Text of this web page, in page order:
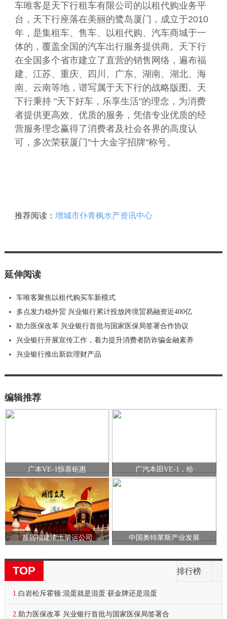
车唯客是天下行租车有限公司的以租代购业务平
台，天下行座落在美丽的鹭岛厦门，成立于2010
年，是集租车、售车、以租代购、汽车商城于一
体的，覆盖全国的汽车出行服务提供商。天下行
在全国多个省市建立了直营的销售网络，遍布福
建、江苏、重庆、四川、广东、湖南、湖北、海
南、云南等地，谱写属于天下行的战略版图。天
下行秉持 "天下好车，乐享生活"的理念，为消费
者提供更高效、优质的服务，凭借专业优质的经
营服务理念赢得了消费者及社会各界的高度认
可，多次荣获厦门"十大金字招牌"称号。
推荐阅读： 增城市仆青枫水产资讯中心
延伸阅读
车唯客聚焦以租代购买车新模式
多点发力稳外贸 兴业银行累计投放跨境贸易融资近400亿
助力医保改革 兴业银行首批与国家医保局签署合作协议
兴业银行开展宣传工作，着力提升消费者防诈骗金融素养
兴业银行推出新款理财产品
编辑推荐
广本VE-1惊喜钜惠 广汽本田VE-1，给
首届福建渣土清运公司 中国奥特莱斯产业发展
TOP 排行榜
1.白岩松斥霍顿:混蛋就是混蛋 获金牌还是混蛋
2.助力医保改革 兴业银行首批与国家医保局签署合